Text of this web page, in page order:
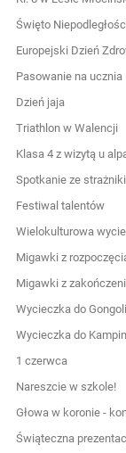
Święto
Europejski Dzień
Pasowanie na ucznia
Dzień jaja
Triathlon w Walencji
Klasa 4 z wizytą u
Spotkanie ze
Festiwal talentów
Wielokulturowa
Migawki z
Migawki z
Wycieczka do
Wycieczka do
1 czerwca
Nareszcie w szkole!
Głowa w koronie -
Świąteczna